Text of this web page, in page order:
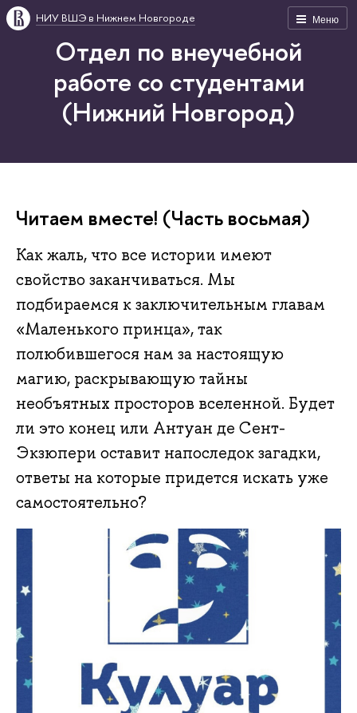
Меню
НИУ ВШЭ в Нижнем Новгороде
Отдел по внеучебной
работе со студентами
(Нижний Новгород)
Читаем вместе! (Часть восьмая)
Как жаль, что все истории имеют
свойство заканчиваться. Мы
подбираемся к заключительным главам
«Маленького принца», так
полюбившегося нам за настоящую
магию, раскрывающую тайны
необъятных просторов вселенной. Будет
ли это конец или Антуан де Сент-
Экзюпери оставит напоследок загадки,
ответы на которые придется искать уже
самостоятельно?